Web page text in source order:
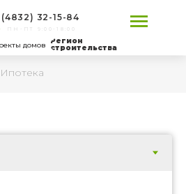
домов
(4832) 32-15-84
ПН-ПТ 9:00-18:00
Регион
строительства
Ипотека